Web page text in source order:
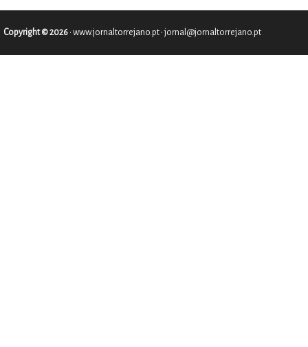
Copyright © 2026 • www.jornaltorrejano.pt • jornal@jornaltorrejano.pt